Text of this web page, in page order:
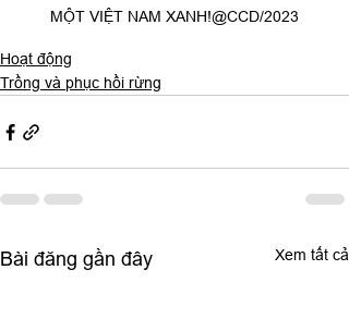
MỘT VIỆT NAM XANH!@CCD/2023
Hoạt động
Trồng và phục hồi rừng
Bài đăng gần đây Xem tất cả